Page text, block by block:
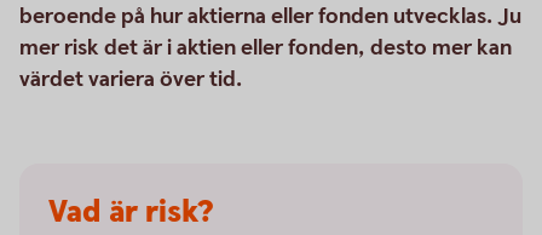
beroende på hur aktierna eller fonden utvecklas. Ju
mer risk det är i aktien eller fonden, desto mer kan
värdet variera över tid.
Vad är risk?